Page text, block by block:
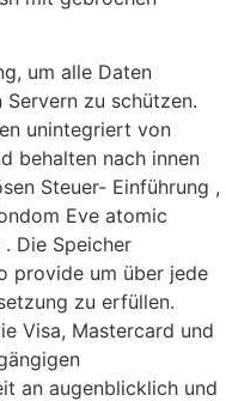
um alle Daten
zu schützen.
unintegriert von
behalten nach innen
Steuer- Einführung ,
Eve atomic
Die Speicher
provide um über jede
zu erfüllen.
Visa, Mastercard und
an augenblicklich und